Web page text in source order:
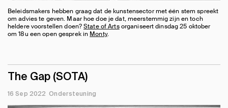
Beleidsmakers hebben graag dat de kunstensector met één stem spreekt
om advies te geven. Maar hoe doe je dat, meerstemmig zijn en toch
heldere voorstellen doen?State of Artsorganiseert dinsdag 25 oktober
om 18u een open gesprek in Monty.
The Gap (SOTA)
16 Sep 2022 Ondersteuning